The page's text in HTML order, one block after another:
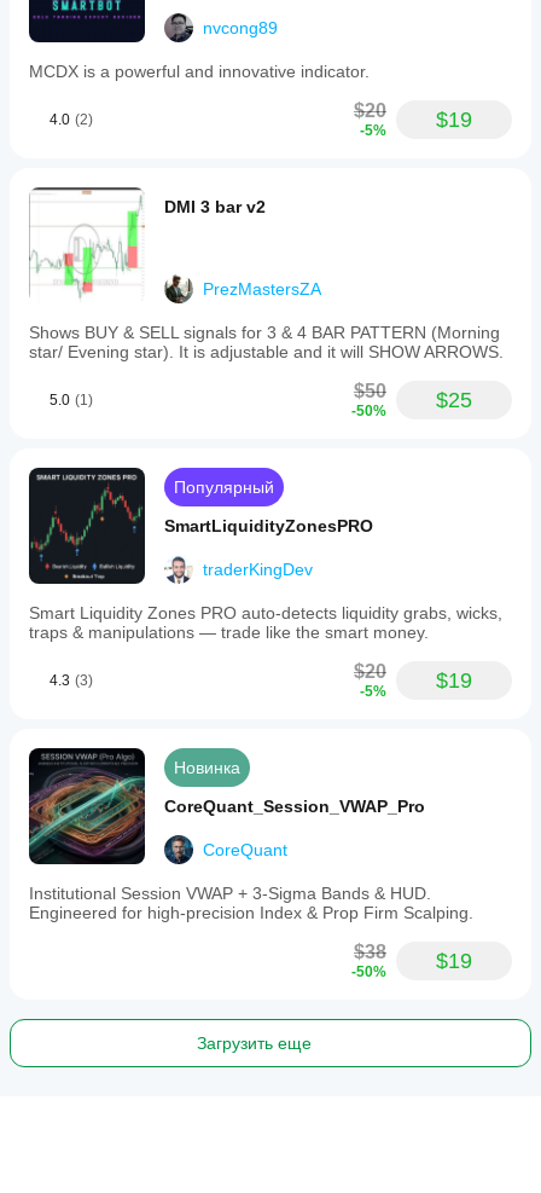
nvcong89
MCDX is a powerful and innovative indicator.
4.0 (2) $20
-5% $19
DMI 3 bar v2
PrezMastersZA
Shows BUY & SELL signals for 3 & 4 BAR PATTERN (Morning
star/ Evening star). It is adjustable and it will SHOW ARROWS.
5.0 (1) $50
-50% $25
Популярный
SmartLiquidityZonesPRO
traderKingDev
Smart Liquidity Zones PRO auto-detects liquidity grabs, wicks,
traps & manipulations — trade like the smart money.
4.3 (3) $20
-5% $19
Новинка
CoreQuant_Session_VWAP_Pro
CoreQuant
Institutional Session VWAP + 3-Sigma Bands & HUD.
Engineered for high-precision Index & Prop Firm Scalping.
$38
-50% $19
Загрузить еще